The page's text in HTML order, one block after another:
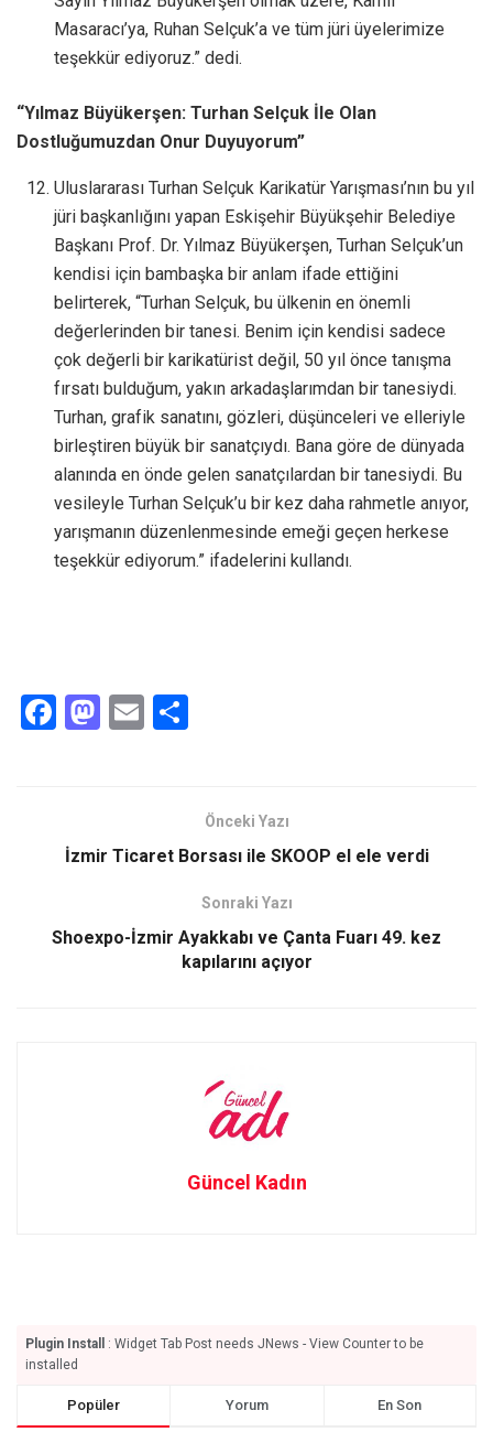
Masaracı’ya, Ruhan Selçuk’a ve tüm jüri üyelerimize
teşekkür ediyoruz.” dedi.
“Yılmaz Büyükerşen: Turhan Selçuk İle Olan
Dostluğumuzdan Onur Duyuyorum”
Uluslararası Turhan Selçuk Karikatür Yarışması’nın bu yıl
jüri başkanlığını yapan Eskişehir Büyükşehir Belediye
Başkanı Prof. Dr. Yılmaz Büyükerşen, Turhan Selçuk’un
kendisi için bambaşka bir anlam ifade ettiğini
belirterek, “Turhan Selçuk, bu ülkenin en önemli
değerlerinden bir tanesi. Benim için kendisi sadece
çok değerli bir karikatürist değil, 50 yıl önce tanışma
fırsatı bulduğum, yakın arkadaşlarımdan bir tanesiydi.
Turhan, grafik sanatını, gözleri, düşünceleri ve elleriyle
birleştiren büyük bir sanatçıydı. Bana göre de dünyada
alanında en önde gelen sanatçılardan bir tanesiydi. Bu
vesileyle Turhan Selçuk’u bir kez daha rahmetle anıyor,
yarışmanın düzenlenmesinde emeği geçen herkese
teşekkür ediyorum.” ifadelerini kullandı.
F
o
k
M
d
n
E
Önceki Yazı
İzmir Ticaret Borsası ile SKOOP el ele verdi
Sonraki Yazı
Shoexpo-İzmir Ayakkabı ve Çanta Fuarı 49. kez
kapılarını açıyor
Güncel Kadın
Plugin Install
: Widget Tab Post needs JNews - View Counter to be
installed
Popüler Yorum En Son